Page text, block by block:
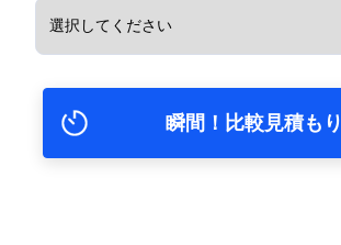
瞬間！比較見積もり